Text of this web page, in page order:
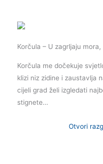
Korčula – U zagrljaju
Korčula me dočekuje
klizi niz zidine i zaustavlja
cijeli grad želi izgledati
stignete…
Otvori